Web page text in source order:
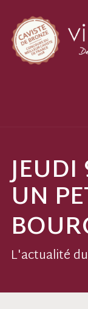
UN
L'actualité